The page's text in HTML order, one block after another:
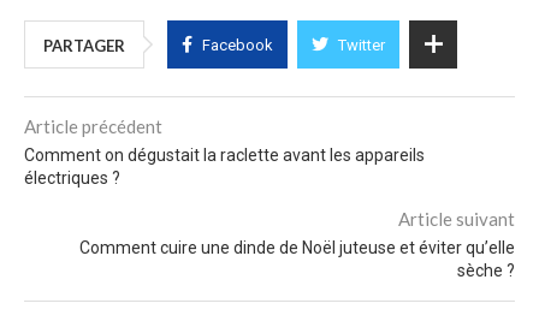
PARTAGER Facebook Twitter
Article précédent
Comment on dégustait la raclette avant les appareils
électriques ?
Article suivant
Comment cuire une dinde de Noël juteuse et éviter qu’elle
sèche ?